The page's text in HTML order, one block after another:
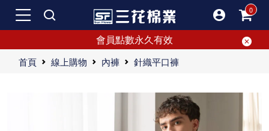
會員點數永久有效
首頁 線上購物 內褲 針織平口褲